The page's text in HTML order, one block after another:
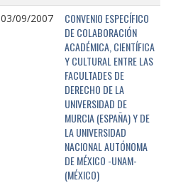
03/09/2007
CONVENIO ESPECÍFICO
DE COLABORACIÓN
ACADÉMICA, CIENTÍFICA
Y CULTURAL ENTRE LAS
FACULTADES DE
DERECHO DE LA
UNIVERSIDAD DE
MURCIA (ESPAÑA) Y DE
LA UNIVERSIDAD
NACIONAL AUTÓNOMA
DE MÉXICO -UNAM-
(MÉXICO)